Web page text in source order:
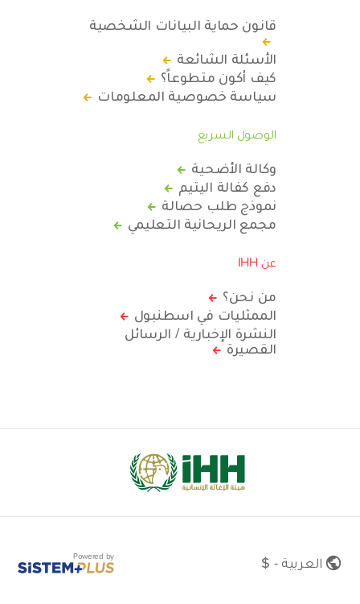
قانون حماية البيانات الشخصية
الأسئلة الشائعة
كيف أكون متطوعاً؟
سياسة خصوصية المعلومات
الوصول السريع
وكالة الأضحية
دفع كفالة اليتيم
نموذج طلب حصالة
مجمع الريحانية التعليمي
عن IHH
من نحن؟
الممثليات في اسطنبول
النشرة الإخبارية / الرسائل
القصيرة
العربية - $ Powered by